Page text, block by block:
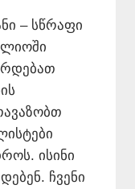
– სწრაფი
ისინი
ჩვენი